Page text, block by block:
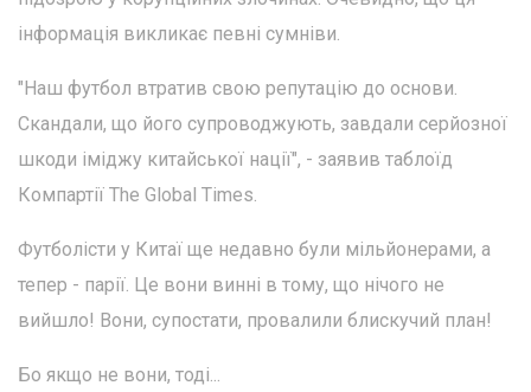
інформація викликає певні сумніви.
"Наш футбол втратив свою репутацію до основи.
Скандали, що його супроводжують, завдали серйозної
шкоди іміджу китайської нації", - заявив таблоїд
Компартії The Global Times.
Футболісти у Китаї ще недавно були мільйонерами, а
тепер - парії. Це вони винні в тому, що нічого не
вийшло! Вони, супостати, провалили блискучий план!
Бо якщо не вони, тоді...